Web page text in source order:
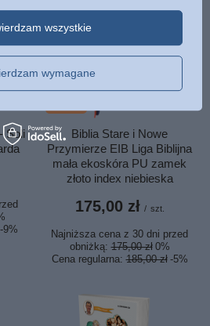
Soli
-9%
Biblia Stare i Nowe
Przymierze EIB Liga Biblijna
mała ekoskóra PU zamek
złoto index niebieska
175,00 zł / szt.
Najniższa cena z 30 dni przed
obniżką:175,00 zł 0%
Cena regularna:185,00 zł -5%
wymagane
wszystkie